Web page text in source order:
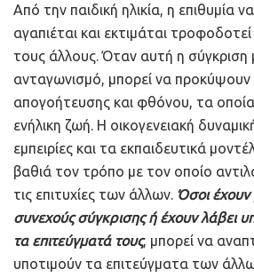
Από την παιδική ηλικία, η επιθυμία
αγαπιέται και εκτιμάται
τους άλλους. Όταν αυτή η σύγκριση
ανταγωνισμό, μπορεί να
απογοήτευσης και φθόνου, τα οποία
ενήλικη ζωή. Η οικογενειακή
εμπειρίες και τα εκπαιδευτικά
βαθιά τον τρόπο με τον οποίο
τις επιτυχίες των άλλων. Όσοι έχουν
συνεχούς σύγκρισης ή έχουν λάβει
τα επιτεύγματά τους, μπορεί να
υποτιμούν τα επιτεύγματα των